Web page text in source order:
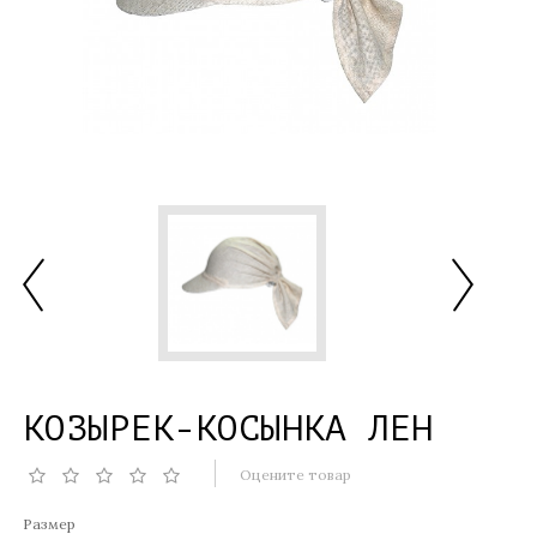
КОЗЫРЕК-КОСЫНКА ЛЕН
Оцените товар
Размер